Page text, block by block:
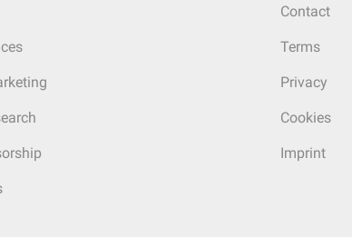
Contact
Terms
Privacy
Cookies
Imprint